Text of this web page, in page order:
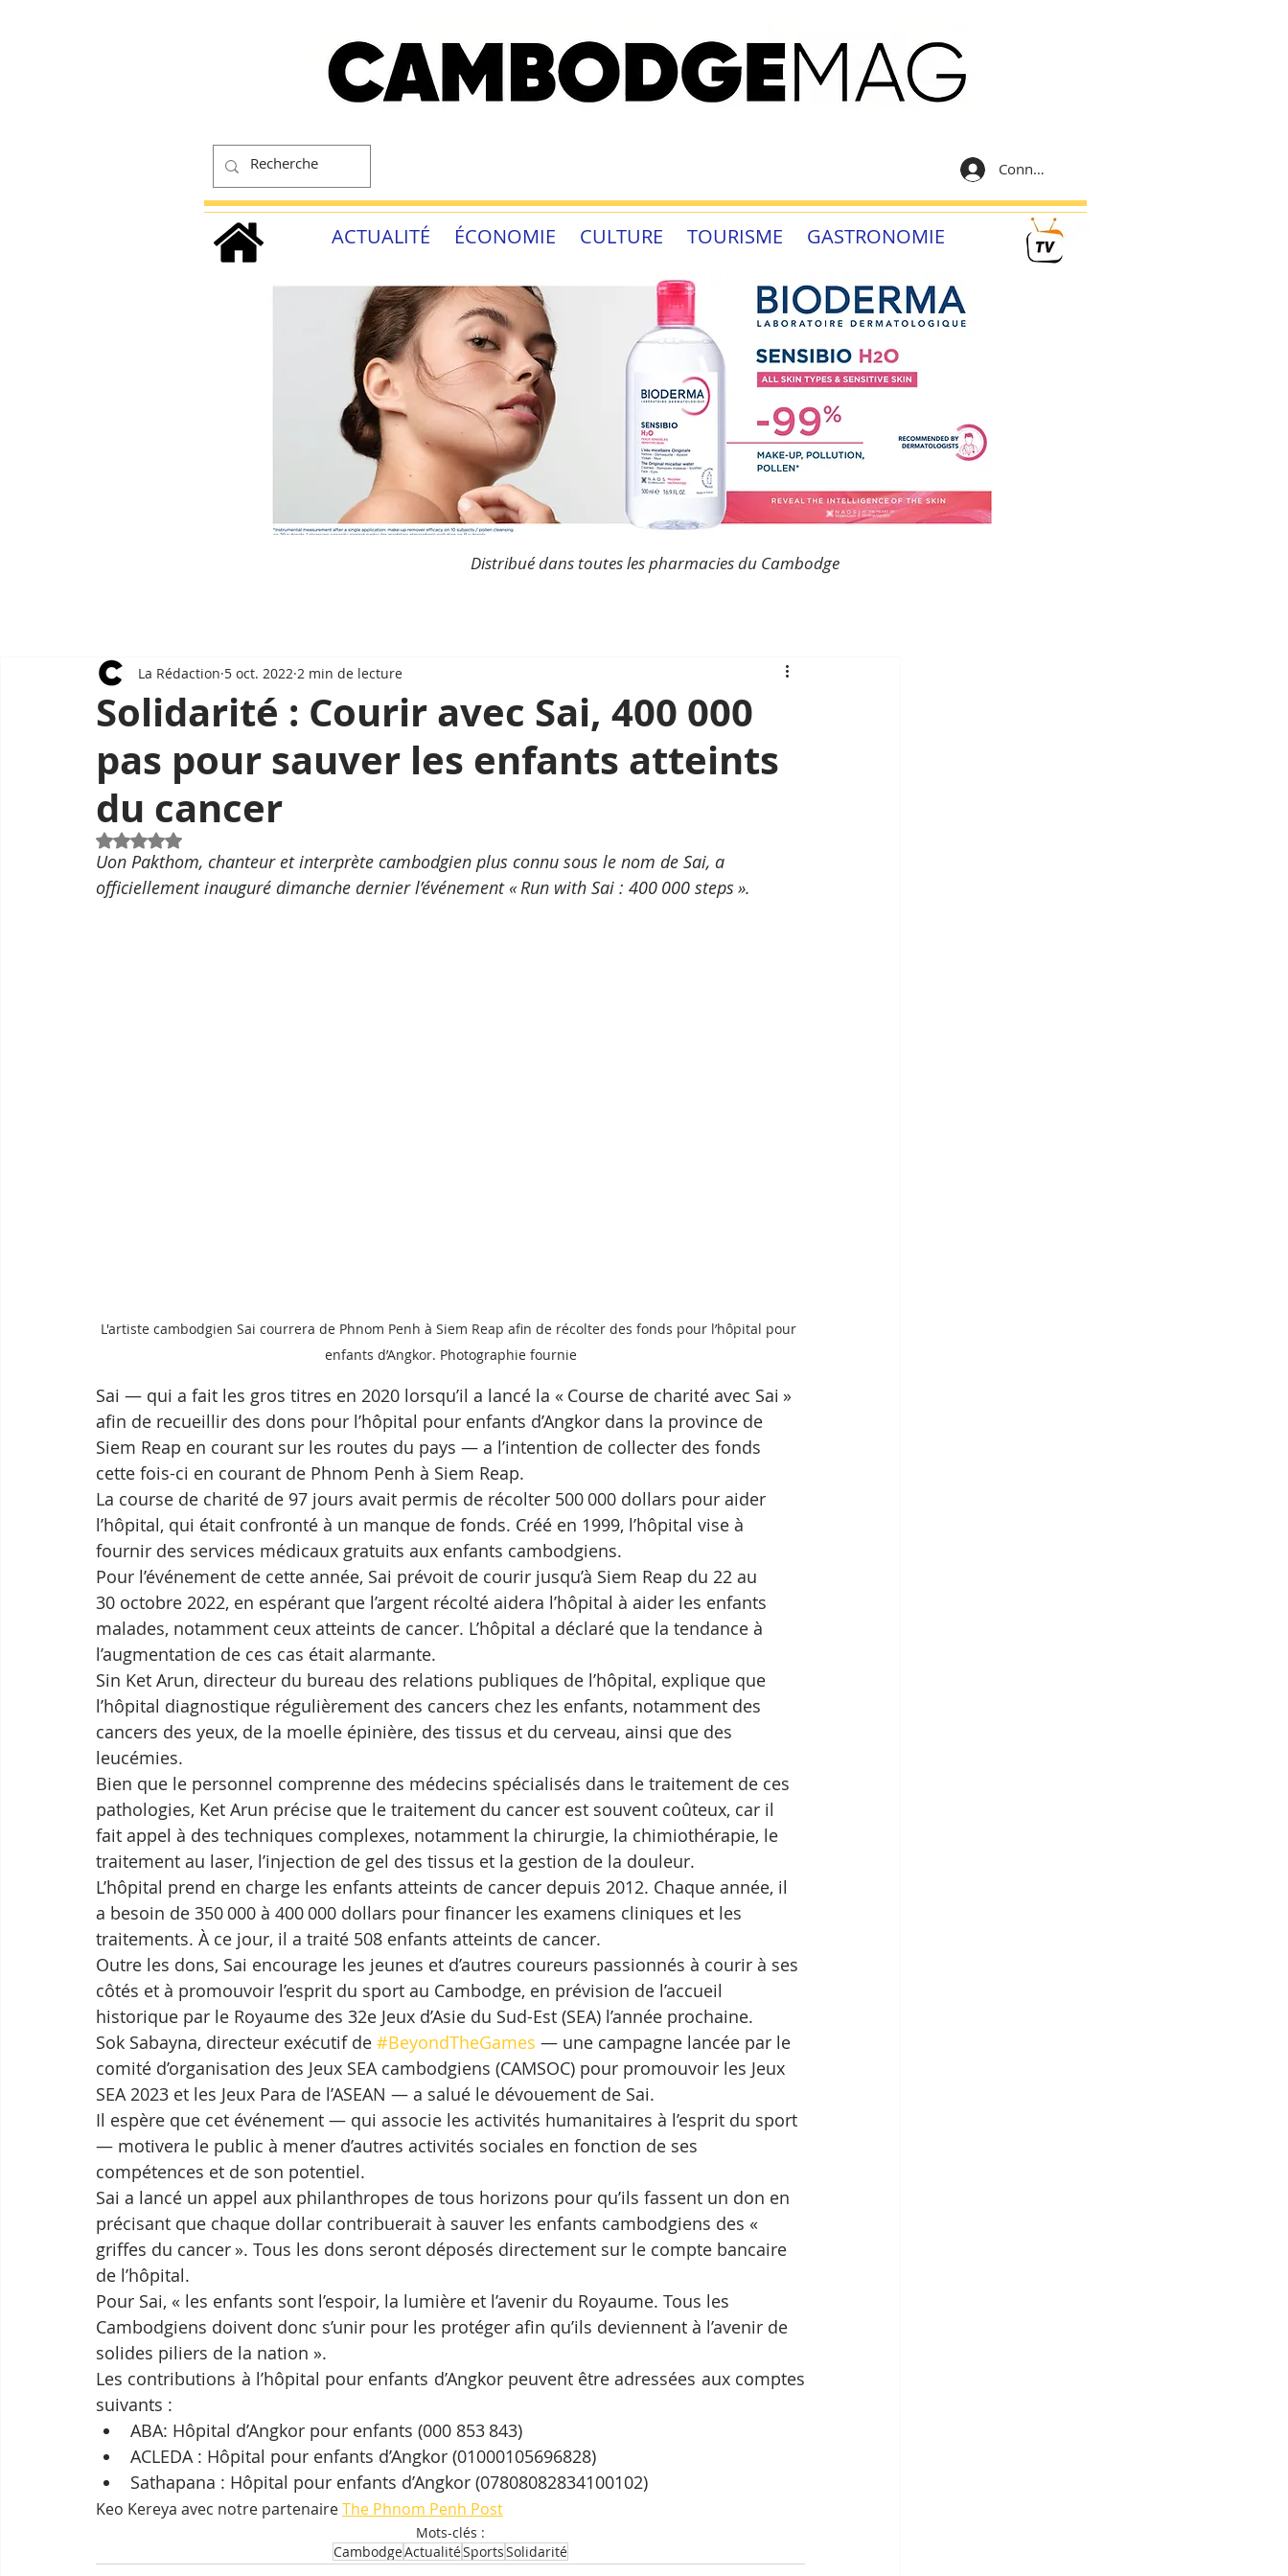
Connexion
ACTUALITÉ ÉCONOMIE CULTURE TOURISME GASTRONOMIE
Distribué dans toutes les pharmacies du Cambodge
Solidarité : Courir avec Sai, 400 000
pas pour sauver les enfants atteints
du cancer
La Rédaction 5 oct. 2022 2 min de lecture
Noté NaN étoiles sur 5.
Uon Pakthom, chanteur et interprète cambodgien plus connu sous le nom de Sai, a
officiellement inauguré dimanche dernier l’événement « Run with Sai : 400 000 steps ».
L'artiste cambodgien Sai courrera de Phnom Penh à Siem Reap afin de récolter des fonds pour l’hôpital pour
enfants d’Angkor. Photographie fournie
Sai — qui a fait les gros titres en 2020 lorsqu’il a lancé la « Course de charité avec Sai »
afin de recueillir des dons pour l’hôpital pour enfants d’Angkor dans la province de
Siem Reap en courant sur les routes du pays — a l’intention de collecter des fonds
cette fois-ci en courant de Phnom Penh à Siem Reap.
La course de charité de 97 jours avait permis de récolter 500 000 dollars pour aider
l’hôpital, qui était confronté à un manque de fonds. Créé en 1999, l’hôpital vise à
fournir des services médicaux gratuits aux enfants cambodgiens.
Pour l’événement de cette année, Sai prévoit de courir jusqu’à Siem Reap du 22 au
30 octobre 2022, en espérant que l’argent récolté aidera l’hôpital à aider les enfants
malades, notamment ceux atteints de cancer. L’hôpital a déclaré que la tendance à
l’augmentation de ces cas était alarmante.
Sin Ket Arun, directeur du bureau des relations publiques de l’hôpital, explique que
l’hôpital diagnostique régulièrement des cancers chez les enfants, notamment des
cancers des yeux, de la moelle épinière, des tissus et du cerveau, ainsi que des
leucémies.
Bien que le personnel comprenne des médecins spécialisés dans le traitement de ces
pathologies, Ket Arun précise que le traitement du cancer est souvent coûteux, car il
fait appel à des techniques complexes, notamment la chirurgie, la chimiothérapie, le
traitement au laser, l’injection de gel des tissus et la gestion de la douleur.
L’hôpital prend en charge les enfants atteints de cancer depuis 2012. Chaque année, il
a besoin de 350 000 à 400 000 dollars pour financer les examens cliniques et les
traitements. À ce jour, il a traité 508 enfants atteints de cancer.
Outre les dons, Sai encourage les jeunes et d’autres coureurs passionnés à courir à ses
côtés et à promouvoir l’esprit du sport au Cambodge, en prévision de l’accueil
historique par le Royaume des 32e Jeux d’Asie du Sud-Est (SEA) l’année prochaine.
Sok Sabayna, directeur exécutif de #BeyondTheGames — une campagne lancée par le
comité d’organisation des Jeux SEA cambodgiens (CAMSOC) pour promouvoir les Jeux
SEA 2023 et les Jeux Para de l’ASEAN — a salué le dévouement de Sai.
Il espère que cet événement — qui associe les activités humanitaires à l’esprit du sport
— motivera le public à mener d’autres activités sociales en fonction de ses
compétences et de son potentiel.
Sai a lancé un appel aux philanthropes de tous horizons pour qu’ils fassent un don en
précisant que chaque dollar contribuerait à sauver les enfants cambodgiens des «
griffes du cancer ». Tous les dons seront déposés directement sur le compte bancaire
de l’hôpital.
Pour Sai, « les enfants sont l’espoir, la lumière et l’avenir du Royaume. Tous les
Cambodgiens doivent donc s’unir pour les protéger afin qu’ils deviennent à l’avenir de
solides piliers de la nation ».
Les contributions à l’hôpital pour enfants d’Angkor peuvent être adressées aux comptes
suivants :
ABA: Hôpital d’Angkor pour enfants (000 853 843)
ACLEDA : Hôpital pour enfants d’Angkor (01000105696828)
Sathapana : Hôpital pour enfants d’Angkor (07808082834100102)
Keo Kereya avec notre partenaire The Phnom Penh Post
Mots-clés :
CambodgeActualitéSportsSolidarité